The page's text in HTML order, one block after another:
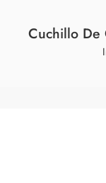
Cuchillo De